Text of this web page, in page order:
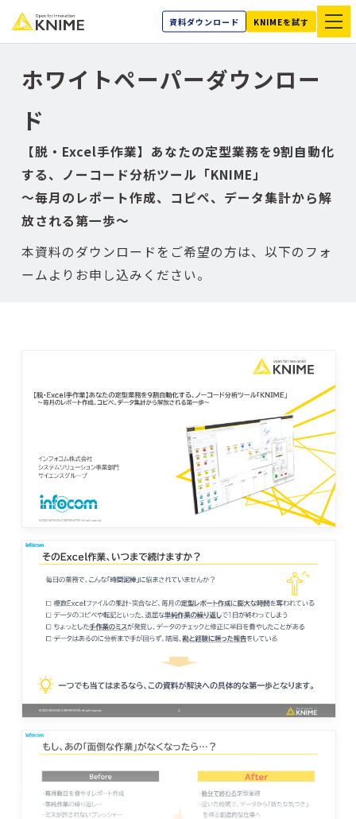
資料ダウンロード KNIMEを試す
ホワイトペーパーダウンロー
ド
【脱・Excel手作業】あなたの定型業務を9割自動化
する、ノーコード分析ツール「KNIME」
～毎月のレポート作成、コピペ、データ集計から解
放される第一歩～
本資料のダウンロードをご希望の方は、以下のフォ
ームよりお申し込みください。